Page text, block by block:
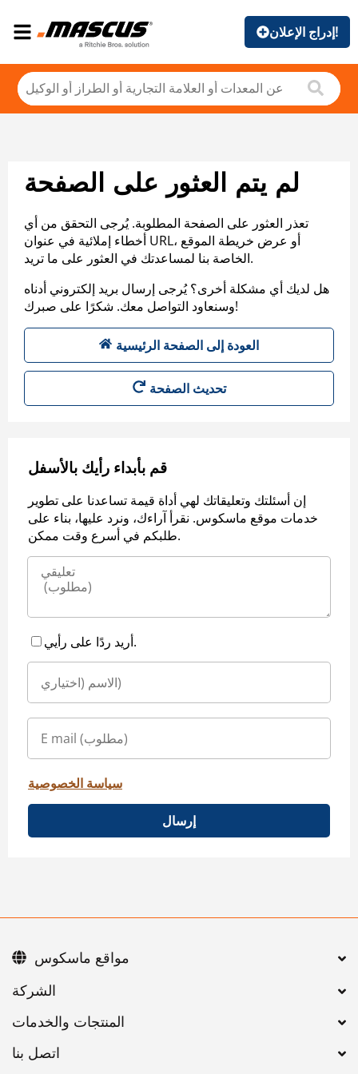
إدراج الإعلان!
لم يتم العثور على الصفحة
تعذر العثور على الصفحة المطلوبة. يُرجى التحقق من أي
أخطاء إملائية في عنوان URL، أو عرض خريطة الموقع
الخاصة بنا لمساعدتك في العثور على ما تريد.
هل لديك أي مشكلة أخرى؟ يُرجى إرسال بريد إلكتروني أدناه
وسنعاود التواصل معك. شكرًا على صبرك!
العودة إلى الصفحة الرئيسية
تحديث الصفحة
قم بأبداء رأيك بالأسفل
إن أسئلتك وتعليقاتك لهي أداة قيمة تساعدنا على تطوير
خدمات موقع ماسكوس. نقرأ آراءك، ونرد عليها، بناء على
طلبكم في أسرع وقت ممكن.
أريد ردًا على رأيي.
سياسة الخصوصية
إرسال
اتصل بنا
مواقع ماسكوس